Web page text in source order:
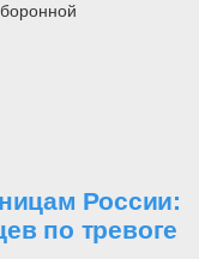
России:
по тревоге